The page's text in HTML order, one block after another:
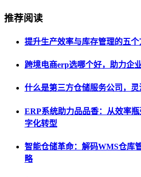
推荐阅读
提升生产效率与库存管理的五
跨境电商erp选哪个好，助力企
什么是第三方仓储服务公司，
ERP系统助力品品香：从效率
字化转型
智能仓储革命：解码WMS仓库
略